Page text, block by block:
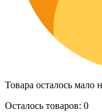
Товара осталось мало
Осталось товаров: 0